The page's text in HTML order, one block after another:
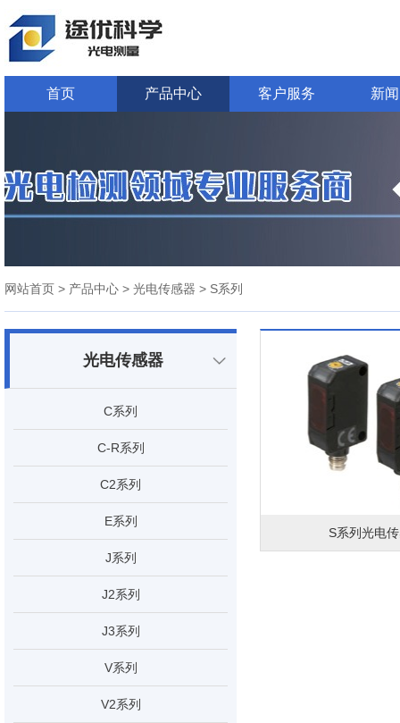
首页 产品中心 客户服务 新
网站首页 > 产品中心 > 光电传感器 > S系列
光电传感器
C系列
C-R系列
C2系列
E系列
J系列
J2系列
J3系列
V系列
V2系列
S系列光电